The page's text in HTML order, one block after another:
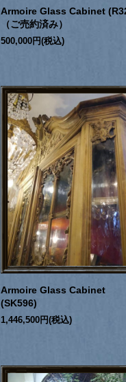
Armoire Glass Cabinet
（ご売約済み）
500,000円(税込)
Armoire Glass Cabinet
(SK596)
1,446,500円(税込)